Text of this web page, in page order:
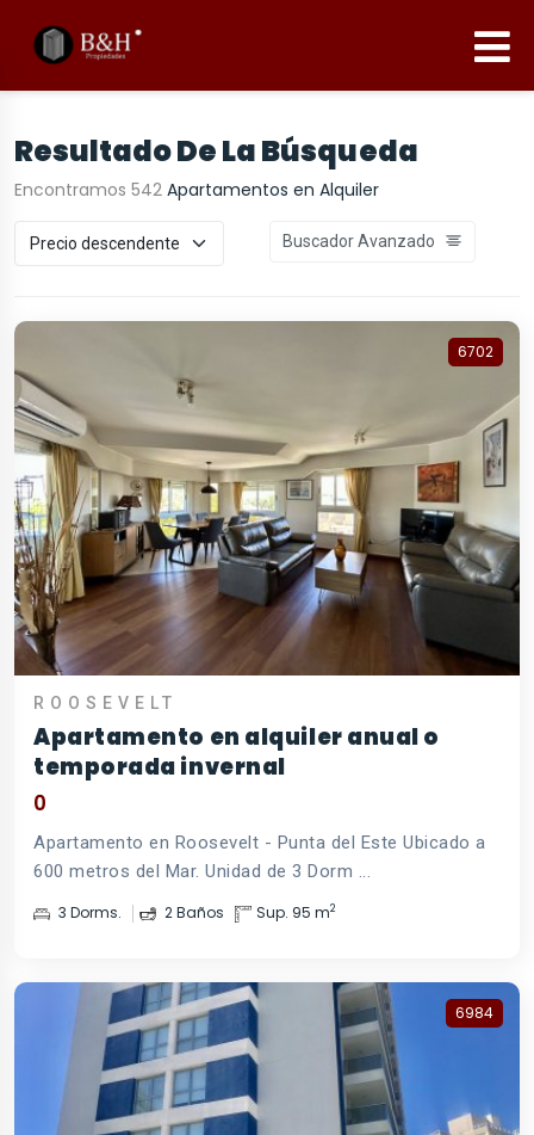
Resultado De La Búsqueda
Encontramos 542 Apartamentos en Alquiler
Buscador Avanzado
6702
ROOSEVELT
Apartamento en alquiler anual o
temporada invernal
0
Apartamento en Roosevelt - Punta del Este Ubicado a
600 metros del Mar. Unidad de 3 Dorm ...
3 Dorms. 2 Baños Sup. 95 m2
6984